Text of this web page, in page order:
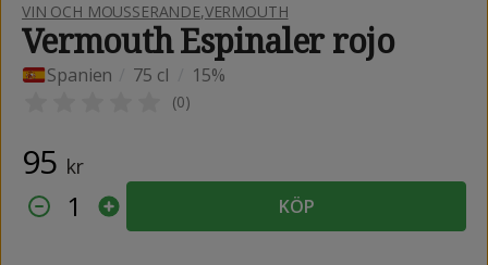
VIN OCH MOUSSERANDE,VERMOUTH
Vermouth Espinaler rojo
Spanien 75 cl 15%
(0)
95 kr
1 KÖP